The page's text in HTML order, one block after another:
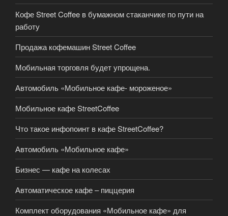
Кофе Street Coffee в бумажном стаканчике по пути на
работу
Продажа кофемашин Street Coffee
Мобильная торговля будет упрощена.
Автомобиль «Мобильное кафе- мороженое»
Мобильное кафе StreetCoffee
Что такое инфопоинт в кафе StreetCoffee?
Автомобиль «Мобильное кафе»
Бизнес — кафе на колесах
Автоматическое кафе – пиццерия
Комплект оборудования «Мобильное кафе» для